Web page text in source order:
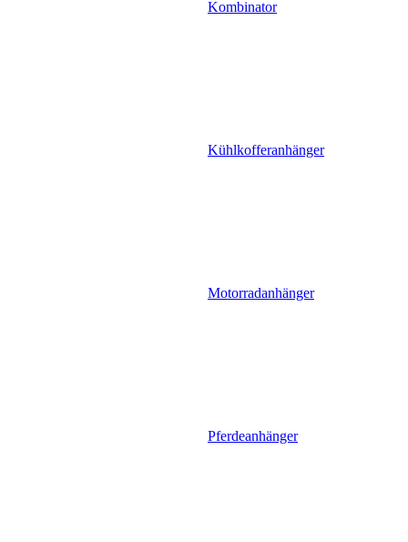
Kombinator
Kühlkofferanhänger
Motorradanhänger
Pferdeanhänger